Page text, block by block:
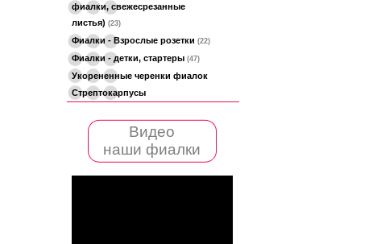
фиалки, свежесрезанные
листья) (23)
Фиалки - Взрослые розетки (22)
Фиалки - детки, стартеры (47)
Укорененные черенки фиалок
Стрептокарпусы
Видео
наши фиалки